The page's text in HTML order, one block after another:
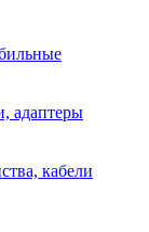
насадки
адаптеры
кабели